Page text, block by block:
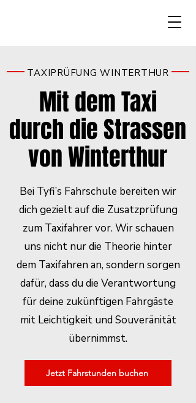
TAXIPRÜFUNG WINTERTHUR
Mit dem Taxi
durch die Strassen
von Winterthur
Bei Tyfi’s Fahrschule bereiten wir
dich gezielt auf die Zusatzprüfung
zum Taxifahrer vor. Wir schauen
uns nicht nur die Theorie hinter
dem Taxifahren an, sondern sorgen
dafür, dass du die Verantwortung
für deine zukünftigen Fahrgäste
mit Leichtigkeit und Souveränität
übernimmst.
Jetzt Fahrstunden buchen